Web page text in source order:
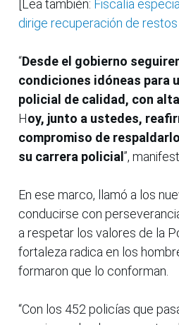
[Lea también: Fiscalía
dirige recuperación de
“Desde el gobierno
condiciones idóneas para
policial de calidad, con
Hoy, junto a ustedes,
compromiso de
su carrera policial ”,
En ese marco, llamó a los
conducirse con
a respetar los valores de la
fortaleza radica en los
formaron que lo conforman.
“Con los 452 policías que